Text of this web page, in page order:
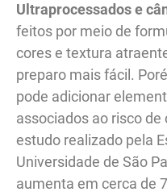
Ultraprocessados e
feitos por meio de
cores e textura
preparo mais fácil.
pode adicionar
associados ao risco
estudo realizado pela
Universidade de São
aumenta em cerca de